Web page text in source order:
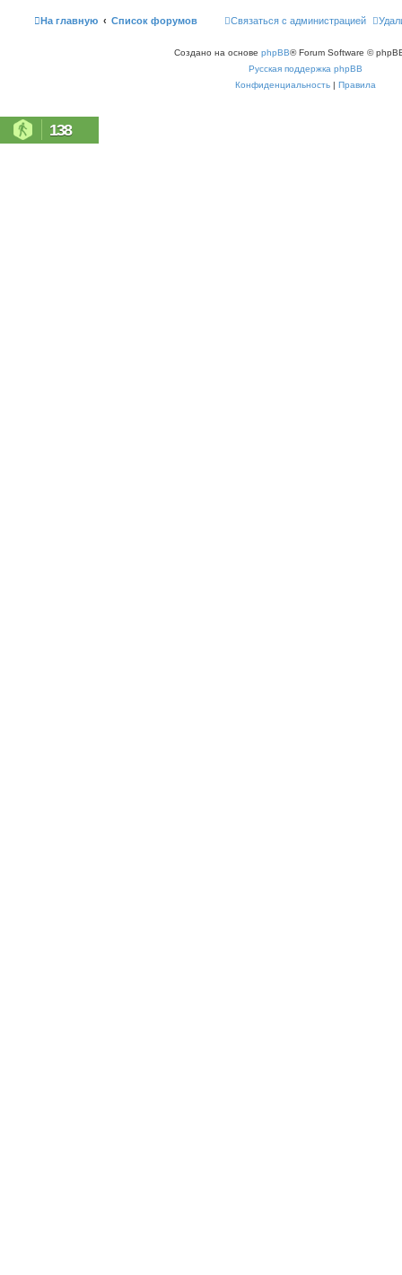
На главную Список форумов Связаться с администрацией
Создано на основе phpBB® Forum Software ©
Русская поддержка phpBB
Конфиденциальность | Правила
138